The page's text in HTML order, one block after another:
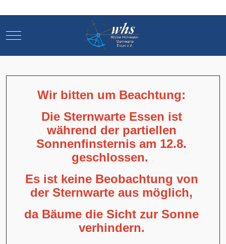
Mobile Menu Toggle
Wir bitten um Beachtung:
Die Sternwarte Essen ist
während der partiellen
Sonnenfinsternis am 12.8.
geschlossen.
Es ist keine Beobachtung von
der Sternwarte aus möglich,
da Bäume die Sicht zur Sonne
verhindern.